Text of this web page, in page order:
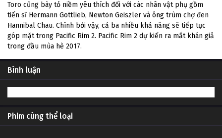
Toro cũng bày tỏ niềm yêu thích đối với các nhân vật phụ gồm
tiến sĩ Hermann Gottlieb, Newton Geiszler và ông trùm chợ đen
Hannibal Chau. Chính bởi vậy, cả ba nhiều khả năng sẽ tiếp tục
góp mặt trong Pacific Rim 2. Pacific Rim 2 dự kiến ra mắt khán giả
trong đầu mùa hè 2017.
Bình luận
Phim cùng thể loại